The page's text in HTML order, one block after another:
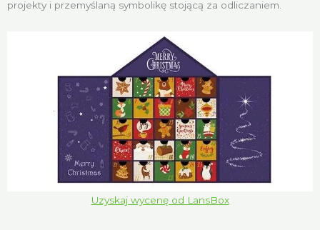
projekty i przemyślaną symbolikę stojącą za odliczaniem.
Uzyskaj wycenę od LansBox